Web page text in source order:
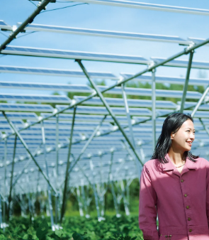
会員登録
Log in or Sign up
SPUR読者のためのメンバーシップ
「The SPUR Club」。便利な機能と
めます。
ログイン・新規会員
FOLLOW US